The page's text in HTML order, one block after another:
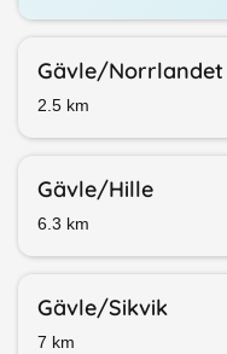
Gävle/​Norrlandet
2.5 km
Gävle/​Hille
6.3 km
Gävle/​Sikvik
7 km